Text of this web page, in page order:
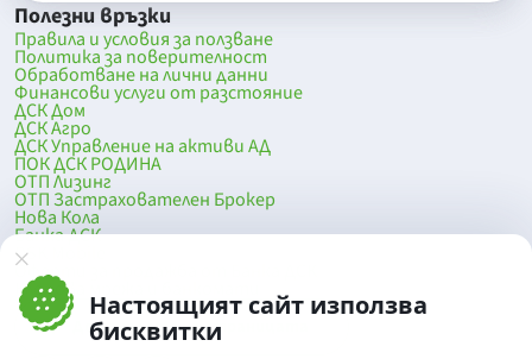
Настоящият сайт използва
бисквитки
Полезни връзки
Правила и условия за ползване
Политика за поверителност
Обработване на лични данни
Финансови услуги от разстояние
ДСК Дом
ДСК Агро
ДСК Управление на активи АД
ПОК ДСК РОДИНА
ОТП Лизинг
ОТП Застрахователен Брокер
Нова Кола
Банка ДСК
DSK Mobile
Оферти за продажба от Банка ДСК
Клонова мрежа и банкомати
До началото на страницата